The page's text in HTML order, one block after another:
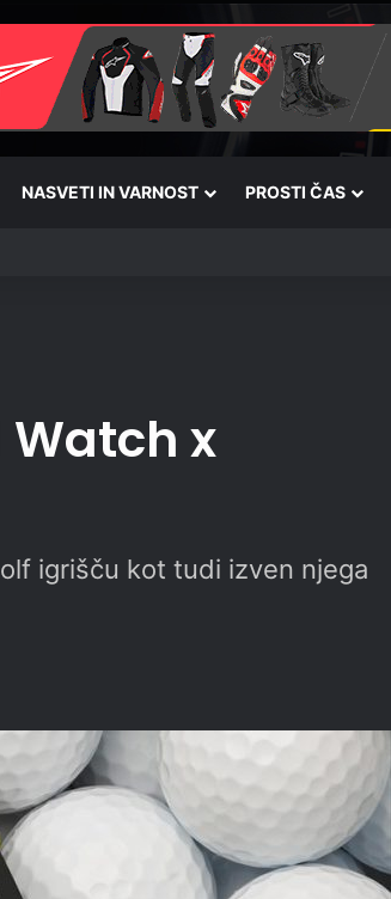
NASVETI IN VARNOST PROSTI ČAS
Watch x
igrišču kot tudi izven njega